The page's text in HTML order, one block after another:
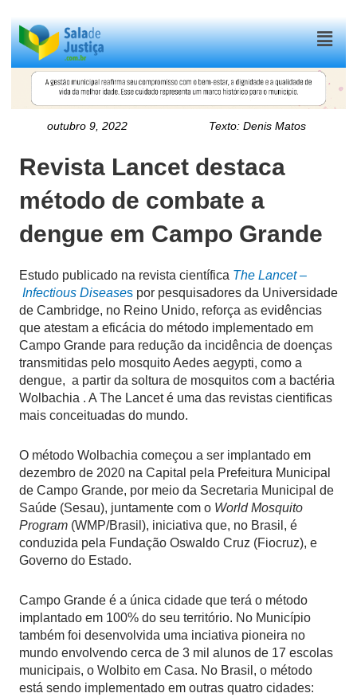
Menu
outubro 9, 2022 Texto:Denis Matos
Revista Lancet destaca
método de combate a
dengue em Campo Grande
Estudo publicado na revista científica The Lancet –
Infectious Diseasespor pesquisadores da Universidade
de Cambridge, no Reino Unido, reforça as evidências
que atestam a eficácia do método implementado em
Campo Grande para redução da incidência de doenças
transmitidas pelo mosquito Aedes aegypti, como a
dengue, a partir da soltura de mosquitos com a bactéria
Wolbachia . A The Lancet é uma das revistas cientificas
mais conceituadas do mundo.
O método Wolbachia começou a ser implantado em
dezembro de 2020 na Capital pela Prefeitura Municipal
de Campo Grande, por meio da Secretaria Municipal de
Saúde (Sesau), juntamente com o World Mosquito
Program (WMP/Brasil), iniciativa que, no Brasil, é
conduzida pela Fundação Oswaldo Cruz (Fiocruz), e
Governo do Estado.
Campo Grande é a única cidade que terá o método
implantado em 100% do seu território. No Município
também foi desenvolvida uma inciativa pioneira no
mundo envolvendo cerca de 3 mil alunos de 17 escolas
municipais, o Wolbito em Casa. No Brasil, o método
está sendo implementado em outras quatro cidades: